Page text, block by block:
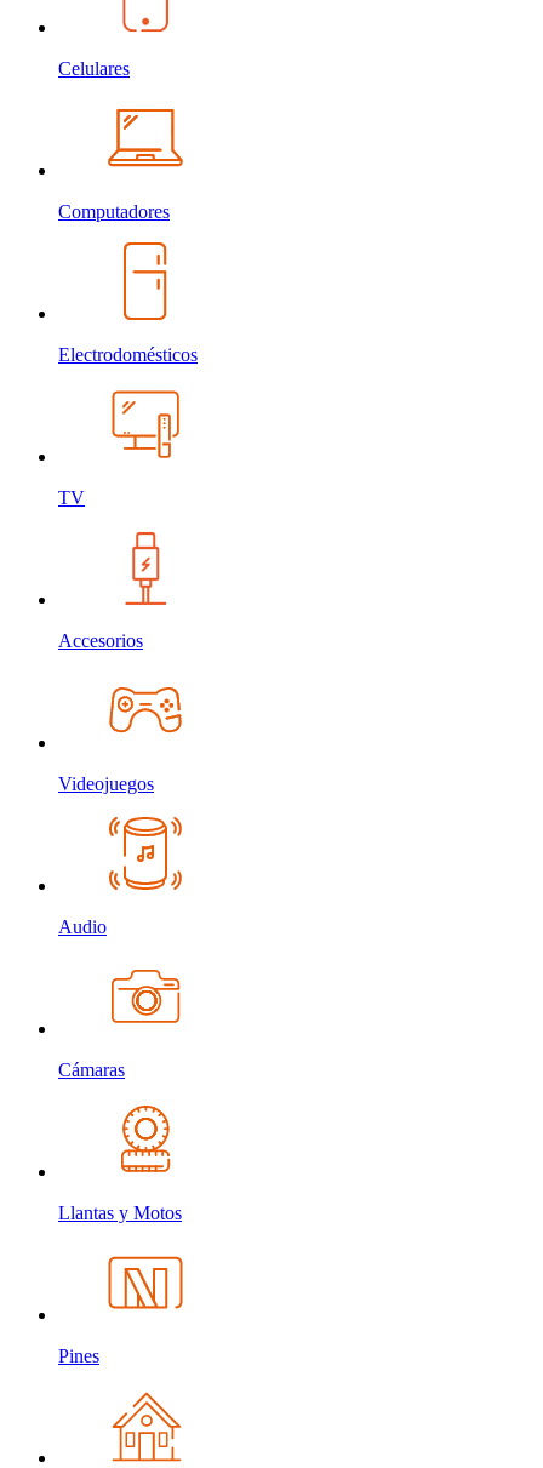
Celulares
Computadores
Electrodomésticos
TV
Accesorios
Videojuegos
Audio
Cámaras
Llantas y Motos
Pines